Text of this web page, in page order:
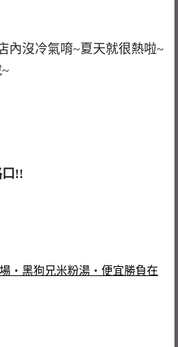
內沒冷氣唷~夏天就很熱啦~
口!!